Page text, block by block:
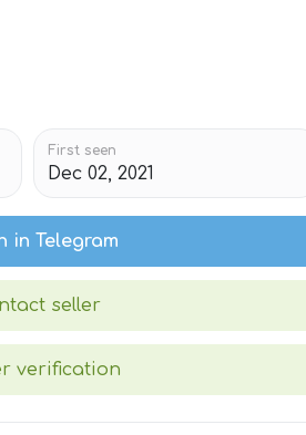
First seen
Dec 02, 2021
in Telegram
seller
verification